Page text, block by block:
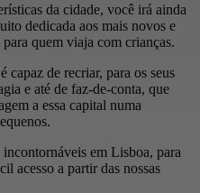
da cidade, você irá ainda
dedicada aos mais novos e
quem viaja com crianças.
capaz de recriar, para os seus
e até de faz-de-conta, que
a essa capital numa
em Lisboa, para
acesso a partir das nossas